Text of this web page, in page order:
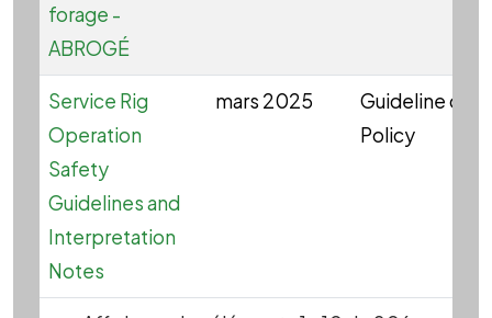
forage -
ABROGÉ
Service Rig
Operation
Safety
Guidelines and
Interpretation
Notes
mars 2025
Guideline or
Policy